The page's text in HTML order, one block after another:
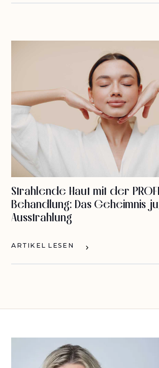
Strahlende Haut mit der
Behandlung: Das Geheimnis
Ausstrahlung
ARTIKEL LESEN